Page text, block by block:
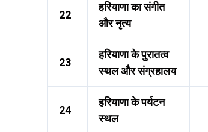
22
हरियाणा का संगीत
और नृत्य
23
हरियाणा के पुरातत्व
स्थल और संग्रहालय
24
हरियाणा के पर्यटन
स्थल